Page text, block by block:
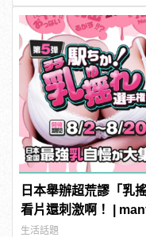
日本舉辦超荒謬「乳
看片還刺激啊！ |
生活話題